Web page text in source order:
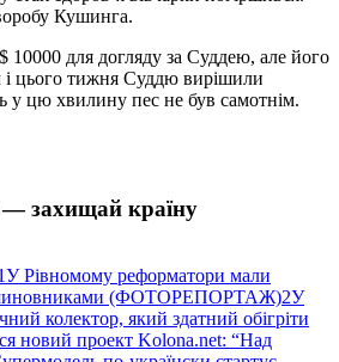
Кушинга.
10000 для догляду за Суддею, але його
і цього тижня Суддю вирішили
у цю хвилину пес не був самотнім.
захищай країну
У Рівномому реформатори мали
чиновниками (ФОТОРЕПОРТАЖ)2У
колектор, який здатний обігріти
новий проект Kolona.net: “Над